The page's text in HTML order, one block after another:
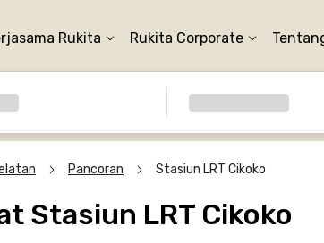
Rukita Rukita Corporate
Pancoran Stasiun LRT Cikoko
Stasiun LRT Cikoko